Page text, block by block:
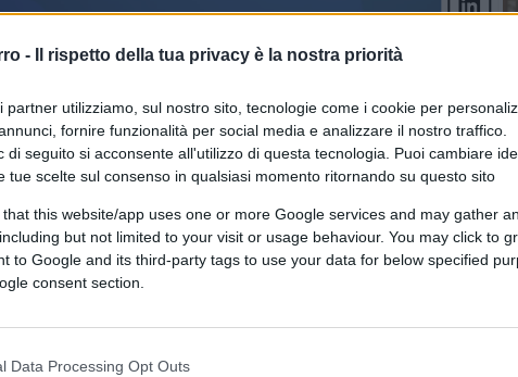
- Il rispetto della tua privacy è la nostra priorità
partner utilizziamo, sul nostro sito, tecnologie come i cookie per
fornire funzionalità per social media e analizzare il nostro traffico.
di seguito si acconsente all'utilizzo di questa tecnologia. Puoi cambiare
tue scelte sul consenso in qualsiasi momento ritornando su questo sito
that this website/app uses one or more Google services and may gather
but not limited to your visit or usage behaviour. You may click to
to Google and its third-party tags to use your data for below specified
consent section.
Data Processing Opt Outs